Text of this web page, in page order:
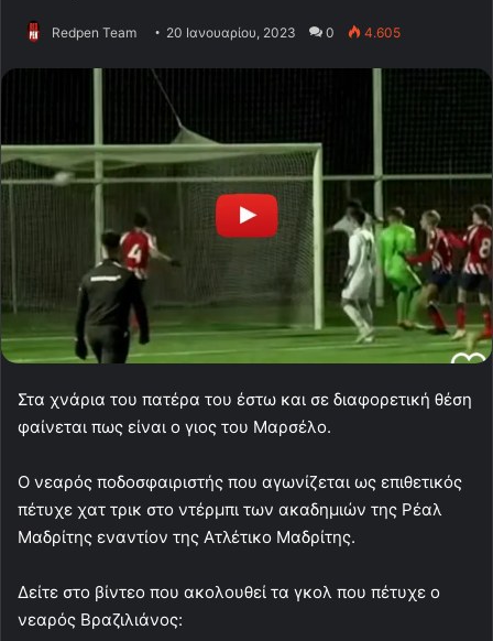
Redpen Team 20 Ιανουαρίου, 2023 0 4.605
Στα χνάρια του πατέρα του έστω και σε διαφορετική θέση
φαίνεται πως είναι ο γιος του Μαρσέλο.
Ο νεαρός ποδοσφαιριστής που αγωνίζεται ως επιθετικός
πέτυχε χατ τρικ στο ντέρμπι των ακαδημιών της Ρέαλ
Μαδρίτης εναντίον της Ατλέτικο Μαδρίτης.
Δείτε στο βίντεο που ακολουθεί τα γκολ που πέτυχε ο
νεαρός Βραζιλιάνος: